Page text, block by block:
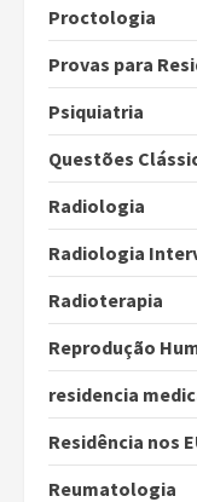
Proctologia
Provas para
Psiquiatria
Questões
Radiologia
Radiologia
Radioterapia
Reprodução
residencia
Residência nos
Reumatologia